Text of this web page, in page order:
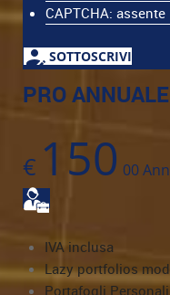
CAPTCHA: assente
SOTTOSCRIVI
PRO ANNUALE
€ 150 00
IVA inclusa
Lazy portfolios
Portafogli